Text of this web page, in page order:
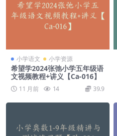
小学语文 小学资源
希望学2024张弛小学五年级语
文视频教程+讲义【Ca-016】
11 月前 14 39.9